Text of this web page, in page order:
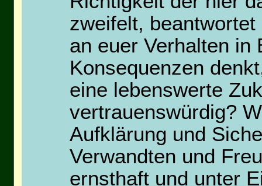
zweifelt,
an euer Verhalten in
Konsequenzen
eine lebenswerte
vertrauenswürdig?
Aufklärung und
Verwandten und
ernsthaft und unter